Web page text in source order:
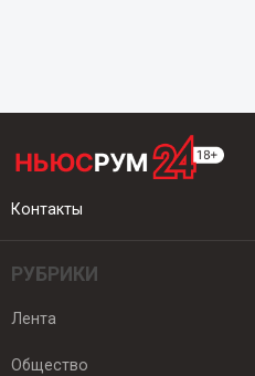
Контакты
РУБРИКИ
Лента
Общество